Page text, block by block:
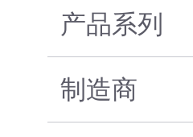
产品系列
制造商